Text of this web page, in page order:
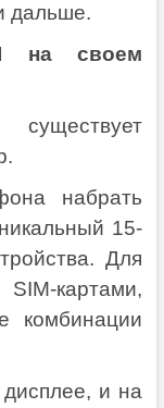
дальше.
на своем
набрать
15-
Для
картами,
комбинации
и на